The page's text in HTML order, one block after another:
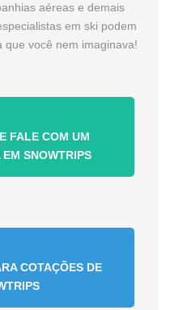
aéreas e demais
em ski podem
você nem imaginava!
FALE COM UM
SNOWTRIPS
COTAÇÕES DE